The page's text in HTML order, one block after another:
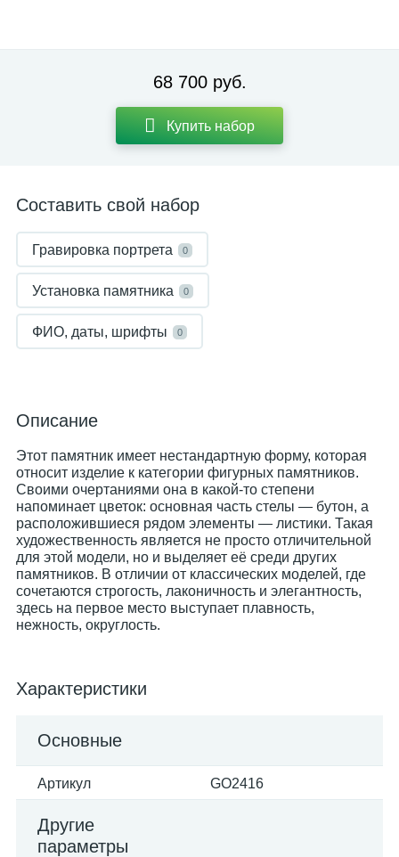
68 700 руб.
Купить набор
Составить свой набор
Гравировка портрета 0
Установка памятника 0
ФИО, даты, шрифты 0
Описание
Этот памятник имеет нестандартную форму, которая
относит изделие к категории фигурных памятников.
Своими очертаниями она в какой-то степени
напоминает цветок: основная часть стелы — бутон, а
расположившиеся рядом элементы — листики. Такая
художественность является не просто отличительной
для этой модели, но и выделяет её среди других
памятников. В отличии от классических моделей, где
сочетаются строгость, лаконичность и элегантность,
здесь на первое место выступает плавность,
нежность, округлость.
Характеристики
Основные
Артикул GO2416
Другие
параметры